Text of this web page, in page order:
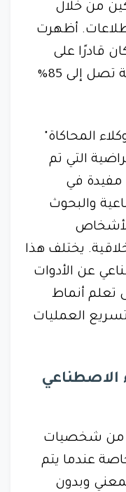
من خلال
أظهرت
قادرًا على
توقع اختيارات الأشخاص بدقة تصل إلى 85%
المحاكاة"
التي تم
مفيدة في
والبحوث
يختلف هذا
عن الأدوات
تعلم أنماط
العمليات
الاصطناعي
من شخصيات
عندما يتم
وبدون